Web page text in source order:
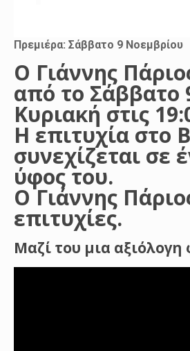
Πρεμιέρα: Σάββατο 9 Νοεμβρίου
Ο Γιάννης
από τo Σάββατο
Κυριακή στις
Η επιτυχία στο
συνεχίζεται σε
ύφος του.
Ο Γιάννης
επιτυχίες.
Μαζί του μια